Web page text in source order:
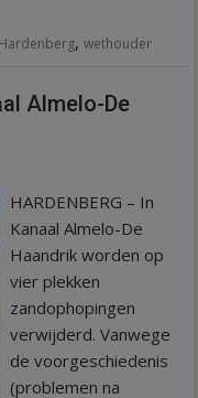
Hardenberg,wethouder
Almelo-De
HARDENBERG – In
Kanaal Almelo-De
Haandrik worden op
vier plekken
zandophopingen
verwijderd. Vanwege
de voorgeschiedenis
(problemen na